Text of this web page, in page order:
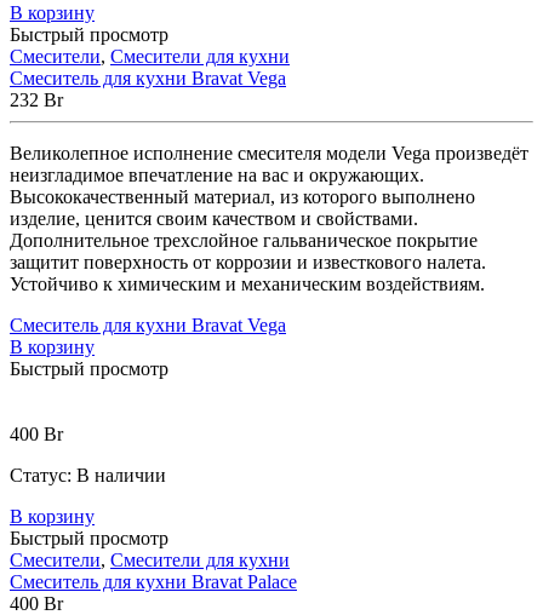
В корзину
Быстрый просмотр
Смесители, Смесители для кухни
Смеситель для кухни Bravat Vega
232 Br
Великолепное исполнение смесителя модели Vega произведёт
неизгладимое впечатление на вас и окружающих.
Высококачественный материал, из которого выполнено
изделие, ценится своим качеством и свойствами.
Дополнительное трехслойное гальваническое покрытие
защитит поверхность от коррозии и известкового налета.
Устойчиво к химическим и механическим воздействиям.
Смеситель для кухни Bravat Vega
В корзину
Быстрый просмотр
400 Br
Статус: В наличии
В корзину
Быстрый просмотр
Смесители, Смесители для кухни
Смеситель для кухни Bravat Palace
400 Br